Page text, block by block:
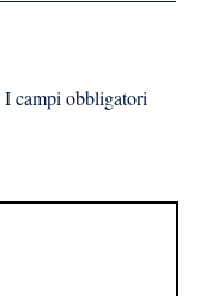
I campi obbligatori